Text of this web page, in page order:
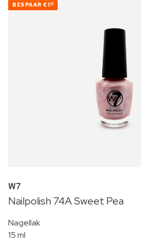
BESPAAR €130
W7
Nailpolish 74A Sweet Pea
Nagellak
15 ml